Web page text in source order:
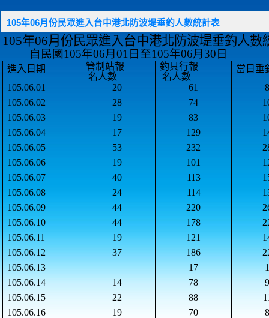
105年06月份民眾進入台中港北防波堤垂釣人數統計表
105年06月份民眾進入台中港北防波堤垂釣人數
自民國105年06月 01 日至105年06月 30 日
進入日期
管制站報
名人數
釣具行報
名人數
當日垂
105.06.01
20 61
105.06.02
28 74
105.06.03
19 83
105.06.04
17 129
105.06.05
53 232
105.06.06
19 101
105.06.07
40 113
105.06.08
24 114
105.06.09
44 220
105.06.10
44 178
105.06.11
19 121
105.06.12
37 186
105.06.13
17
105.06.14
14 78
105.06.15
22 88
105.06.16
19 70